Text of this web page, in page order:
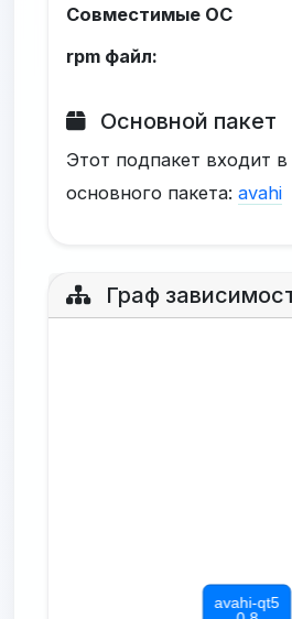
Совместимые ОС
rpm файл:
Основной пакет
Этот подпакет входит в
основного пакета:avahi
Граф